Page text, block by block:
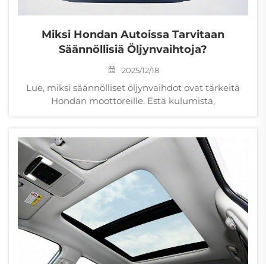
Miksi Hondan Autoissa Tarvitaan
Säännöllisiä Öljynvaihtoja?
2025/12/18
Lue, miksi säännölliset öljynvaihdot ovat tärkeitä
Hondan moottoreille. Estä kulumista,
lisää.